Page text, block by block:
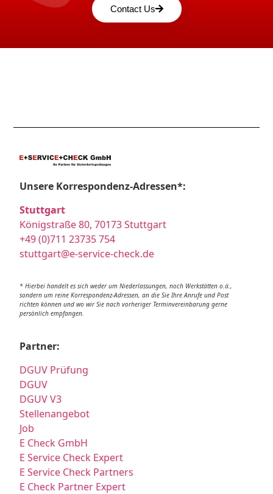
Contact Us
Unsere Korrespondenz-Adressen*:
Stuttgart
Königstraße 80, 70173 Stuttgart
+49 (0)711 23735 754
stuttgart@e-service-check.de
* Hierbei handelt es sich weder um Niederlassungen, noch Werkstätten o.ä.,
sondern um reine Korrespondenz-Adressen, an die Sie Ihre Anrufe und Post
richten können und wo wir Sie nach vorheriger Terminvereinbarung gerne
persönlich empfangen.
Partner:
DGUV Prüfung
DGUV
DGUV V3
Stellenangebot
Job
E Check GmbH
E Service Check Expert
E Service Check Partners
E Check Partner Expert